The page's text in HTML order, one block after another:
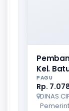
Kel.
PAGU
Rp.
DINAS